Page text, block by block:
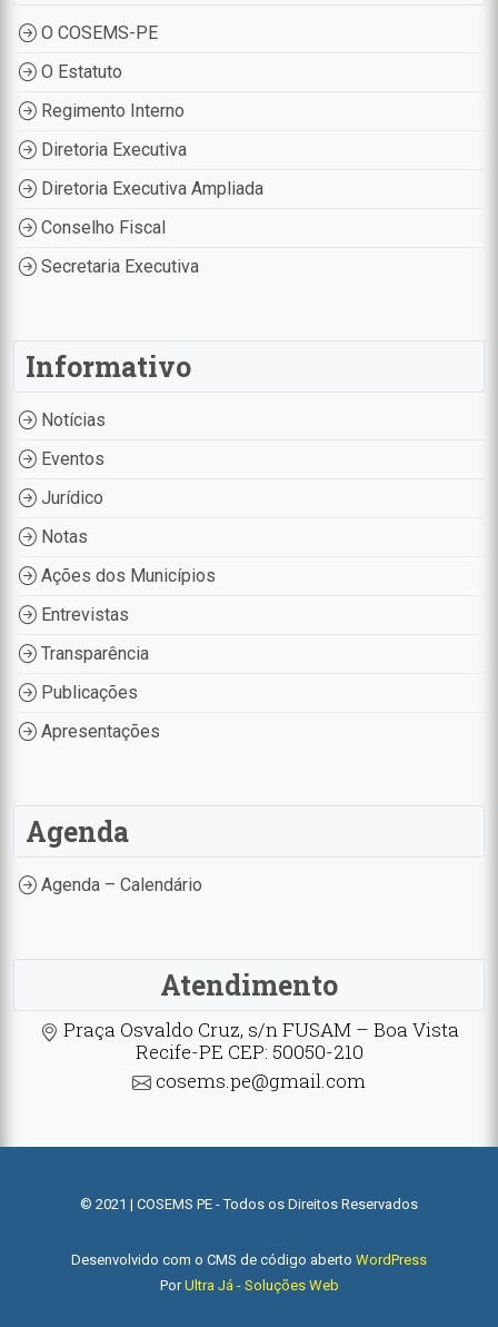
O COSEMS-PE
O Estatuto
Regimento Interno
Diretoria Executiva
Diretoria Executiva Ampliada
Conselho Fiscal
Secretaria Executiva
Informativo
Notícias
Eventos
Jurídico
Notas
Ações dos Municípios
Entrevistas
Transparência
Publicações
Apresentações
Agenda
Agenda – Calendário
Atendimento
Praça Osvaldo Cruz, s/n FUSAM – Boa Vista
Recife-PE CEP: 50050-210
cosems.pe@gmail.com
© 2021 | COSEMS PE - Todos os Direitos Reservados
Desenvolvido com o CMS de código aberto WordPress
PorUltra Já - Soluções Web